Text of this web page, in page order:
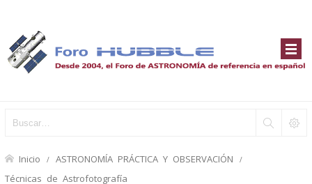
Inicio ASTRONOMÍA PRÁCTICA Y OBSERVACIÓN
Técnicas de Astrofotografía